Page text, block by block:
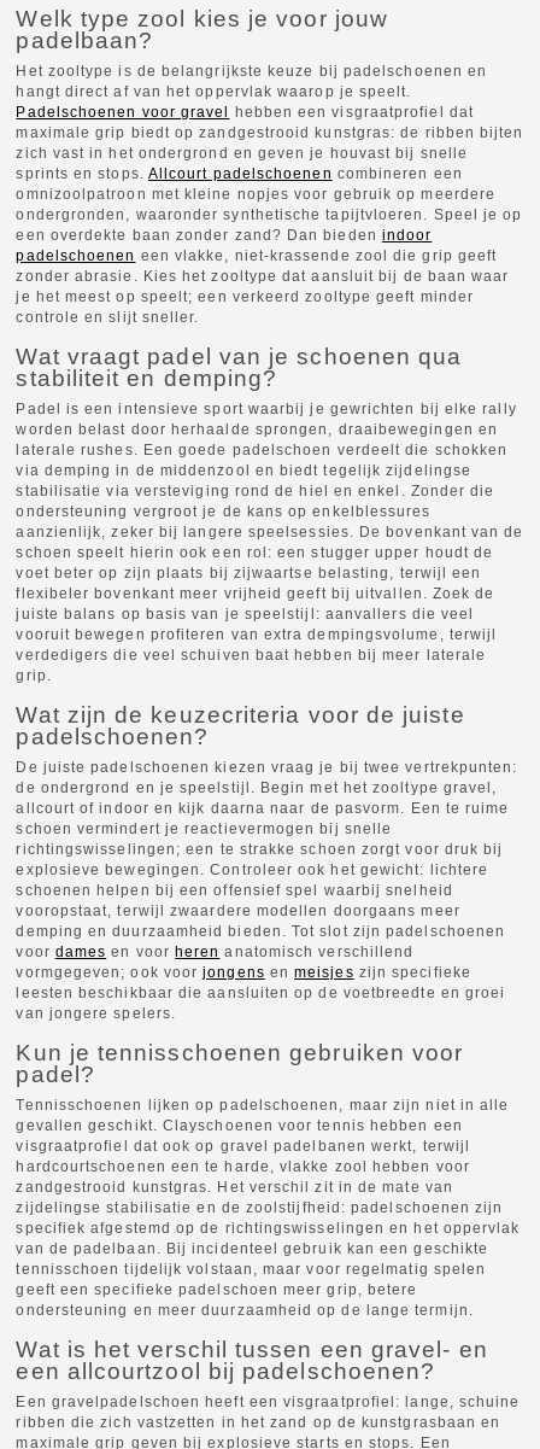
Welk type zool kies je voor jouw
padelbaan?
Het zooltype is de belangrijkste keuze bij padelschoenen en
hangt direct af van het oppervlak waarop je speelt.
Padelschoenen voor gravel
hebben een visgraatprofiel dat
maximale grip biedt op zandgestrooid kunstgras: de ribben bijten
zich vast in het ondergrond en geven je houvast bij snelle
sprints en stops. Allcourt padelschoenen combineren een
omnizoolpatroon met kleine nopjes voor gebruik op meerdere
ondergronden, waaronder synthetische tapijtvloeren. Speel je op
een overdekte baan zonder zand? Dan bieden indoor
padelschoenen een vlakke, niet-krassende zool die grip geeft
zonder abrasie. Kies het zooltype dat aansluit bij de baan waar
je het meest op speelt; een verkeerd zooltype geeft minder
controle en slijt sneller.
Wat vraagt padel van je schoenen qua
stabiliteit en demping?
Padel is een intensieve sport waarbij je gewrichten bij elke rally
worden belast door herhaalde sprongen, draaibewegingen en
laterale rushes. Een goede padelschoen verdeelt die schokken
via demping in de middenzool en biedt tegelijk zijdelingse
stabilisatie via versteviging rond de hiel en enkel. Zonder die
ondersteuning vergroot je de kans op enkelblessures
aanzienlijk, zeker bij langere speelsessies. De bovenkant van de
schoen speelt hierin ook een rol: een stugger upper houdt de
voet beter op zijn plaats bij zijwaartse belasting, terwijl een
flexibeler bovenkant meer vrijheid geeft bij uitvallen. Zoek de
juiste balans op basis van je speelstijl: aanvallers die veel
vooruit bewegen profiteren van extra dempingsvolume, terwijl
verdedigers die veel schuiven baat hebben bij meer laterale
grip.
Wat zijn de keuzecriteria voor de juiste
padelschoenen?
De juiste padelschoenen kiezen vraag je bij twee vertrekpunten:
de ondergrond en je speelstijl. Begin met het zooltype gravel,
allcourt of indoor en kijk daarna naar de pasvorm. Een te ruime
schoen vermindert je reactievermogen bij snelle
richtingswisselingen; een te strakke schoen zorgt voor druk bij
explosieve bewegingen. Controleer ook het gewicht: lichtere
schoenen helpen bij een offensief spel waarbij snelheid
vooropstaat, terwijl zwaardere modellen doorgaans meer
demping en duurzaamheid bieden. Tot slot zijn padelschoenen
voor dames en voor heren anatomisch verschillend
vormgegeven; ook voorjongens enmeisjes zijn specifieke
leesten beschikbaar die aansluiten op de voetbreedte en groei
van jongere spelers.
Kun je tennisschoenen gebruiken voor
padel?
Tennisschoenen lijken op padelschoenen, maar zijn niet in alle
gevallen geschikt. Clayschoenen voor tennis hebben een
visgraatprofiel dat ook op gravel padelbanen werkt, terwijl
hardcourtschoenen een te harde, vlakke zool hebben voor
zandgestrooid kunstgras. Het verschil zit in de mate van
zijdelingse stabilisatie en de zoolstijfheid: padelschoenen zijn
specifiek afgestemd op de richtingswisselingen en het oppervlak
van de padelbaan. Bij incidenteel gebruik kan een geschikte
tennisschoen tijdelijk volstaan, maar voor regelmatig spelen
geeft een specifieke padelschoen meer grip, betere
ondersteuning en meer duurzaamheid op de lange termijn.
Wat is het verschil tussen een gravel- en
een allcourtzool bij padelschoenen?
Een gravelpadelschoen heeft een visgraatprofiel: lange, schuine
ribben die zich vastzetten in het zand op de kunstgrasbaan en
maximale grip geven bij explosieve starts en stops. Een